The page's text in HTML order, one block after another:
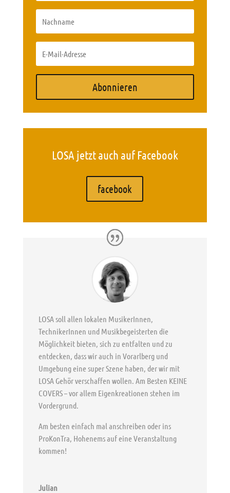
Abonnieren
LOSA jetzt auch auf Facebook
facebook
LOSA soll allen lokalen MusikerInnen,
TechnikerInnen und Musikbegeisterten die
Möglichkeit bieten, sich zu entfalten und zu
entdecken, dass wir auch in Vorarlberg und
Umgebung eine super Szene haben, der wir mit
LOSA Gehör verschaffen wollen. Am Besten KEINE
COVERS – vor allem Eigenkreationen stehen im
Vordergrund.
Am besten einfach mal anschreiben oder ins
ProKonTra, Hohenems auf eine Veranstaltung
kommen!
Julian